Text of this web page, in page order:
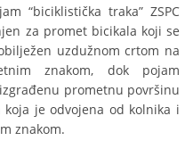
“biciklistička traka” ZSPC
za promet bicikala koji se
uzdužnom crtom na
znakom, dok pojam
prometnu površinu
je odvojena od kolnika i
znakom.